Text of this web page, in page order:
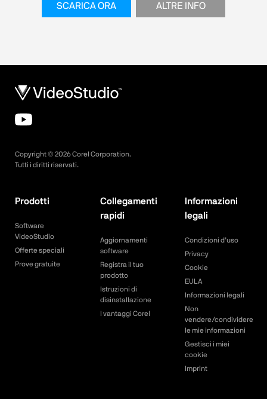
SCARICA ORA ALTRE INFO
Copyright © 2026Corel Corporation.
Tutti i diritti riservati.
Prodotti
Software
VideoStudio
Offerte speciali
Prove gratuite
Collegamenti
rapidi
Aggiornamenti
software
Registra il tuo
prodotto
Istruzioni di
disinstallazione
I vantaggi Corel
Informazioni
legali
Condizioni d’uso
Privacy
Cookie
EULA
Informazioni legali
Non
vendere/condividere
le mie informazioni
Gestisci i miei
cookie
Imprint